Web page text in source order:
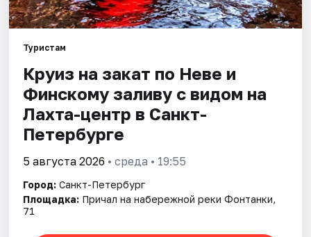
Туристам
Круиз на закат по Неве и
Финскому заливу с видом на
Лахта-центр в Санкт-
Петербурге
5 августа 2026 • среда • 19:55
Город: Санкт-Петербург
Площадка: Причал на набережной реки Фонтанки,
71